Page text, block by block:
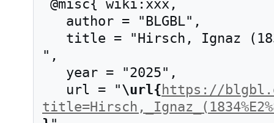
",
   url = "
\url{ https://